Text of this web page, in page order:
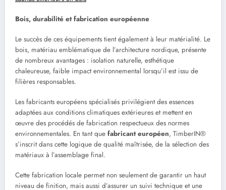
Bois, durabilité et fabrication européenne
Le succès de ces équipements tient également à leur matérialité. Le
bois, matériau emblématique de l’architecture nordique, présente
de nombreux avantages : isolation naturelle, esthétique
chaleureuse, faible impact environnemental lorsqu’il est issu de
filières responsables.
Les fabricants européens spécialisés privilégient des essences
adaptées aux conditions climatiques extérieures et mettent en
œuvre des procédés de fabrication respectueux des normes
environnementales. En tant que fabricant européen, TimberIN®
s’inscrit dans cette logique de qualité maîtrisée, de la sélection des
matériaux à l’assemblage final.
Cette fabrication locale permet non seulement de garantir un haut
niveau de finition, mais aussi d’assurer un suivi technique et une